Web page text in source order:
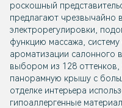
роскошный
предлагают чрезвычайно
электрорегулировки,
функцию массажа,
ароматизации салонного
выбором из 128 оттенков,
панорамную крышу с
отделке интерьера
гипоаллергенные